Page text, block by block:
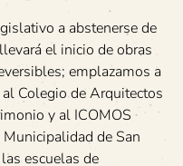
a abstenerse de
el inicio de obras
emplazamos a
Colegio de Arquitectos
y al ICOMOS
de San
escuelas de